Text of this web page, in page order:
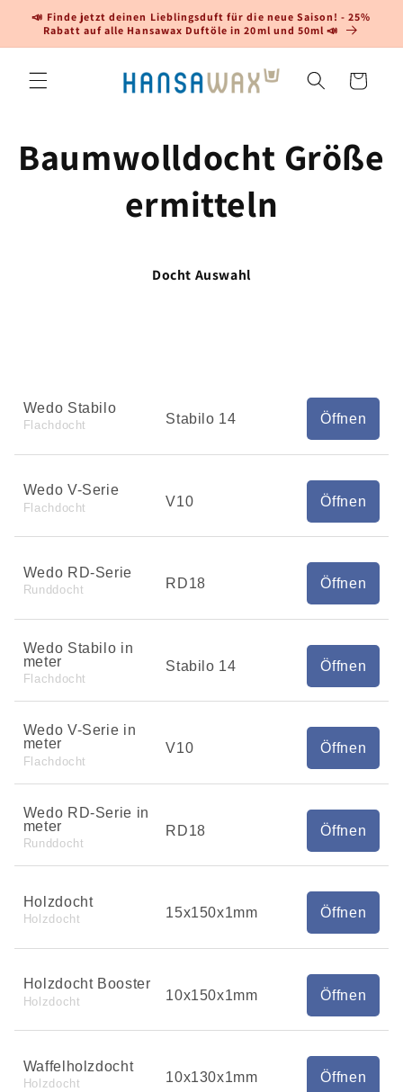
zum
📣 Finde jetzt deinen Lieblingsduft für die neue Saison! - 25%
Rabatt auf alle Hansawax Duftöle in 20ml und 50ml 📣
Warenkorb
Baumwolldocht Größe
ermitteln
Docht Auswahl
Wedo Stabilo
Flachdocht Stabilo 14 Öffnen
Wedo V-Serie
Flachdocht V10 Öffnen
Wedo RD-Serie
Runddocht RD18 Öffnen
Wedo Stabilo in
meter
Flachdocht
Stabilo 14 Öffnen
Wedo V-Serie in
meter
Flachdocht
V10 Öffnen
Wedo RD-Serie in
meter
Runddocht
RD18 Öffnen
Holzdocht
Holzdocht 15x150x1mm Öffnen
Holzdocht Booster
Holzdocht 10x150x1mm Öffnen
Waffelholzdocht
Holzdocht 10x130x1mm Öffnen
Kerzendurchmesser:70mm